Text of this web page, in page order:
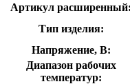
Артикул расширенный:
Тип изделия:
Напряжение, В:
Диапазон рабочих
температур: